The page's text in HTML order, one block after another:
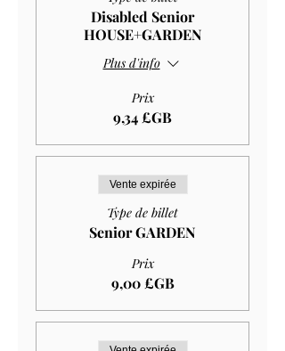
Disabled Senior
HOUSE+GARDEN
Plus d'info
Prix
9,34 £GB
Vente expirée
Type de billet
Senior GARDEN
Prix
9,00 £GB